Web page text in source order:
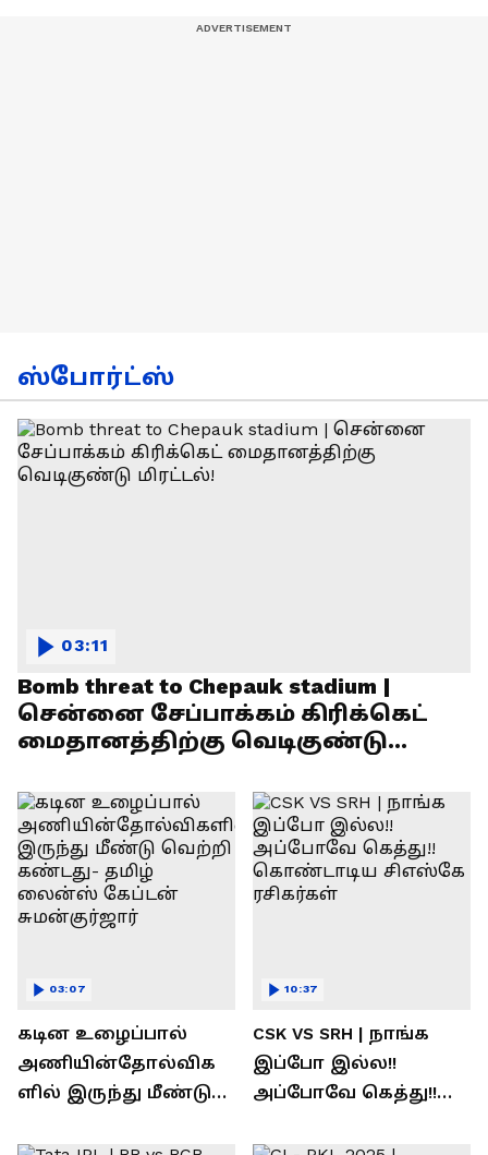
ஸ்போர்ட்ஸ்
Bomb threat to Chepauk stadium |
சென்னை சேப்பாக்கம் கிரிக்கெட்
மைதானத்திற்கு வெடிகுண்டு
03:11
கடின உழைப்பால்
அணியின்தோல்விக
ளில் இருந்து மீண்டு
03:07
CSK VS SRH | நாங்க
இப்போ இல்ல!!
அப்போவே கெத்து!!
10:37